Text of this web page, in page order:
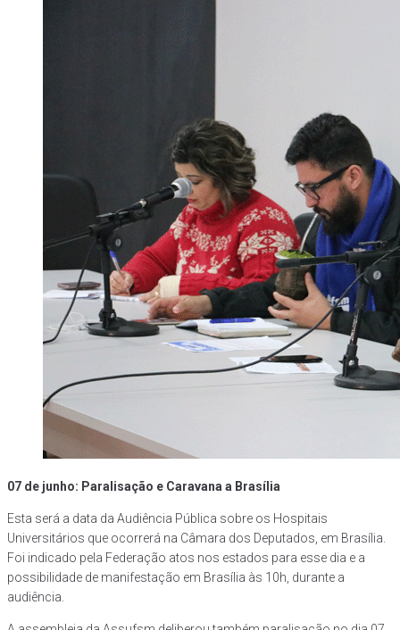
07 de junho: Paralisação e Caravana a Brasília
Esta será a data da Audiência Pública sobre os Hospitais
Universitários que ocorrerá na Câmara dos Deputados, em Brasília.
Foi indicado pela Federação atos nos estados para esse dia e a
possibilidade de manifestação em Brasília às 10h, durante a
audiência.